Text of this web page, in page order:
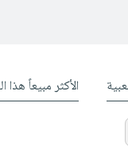
الأكثر مبيعاً هذا